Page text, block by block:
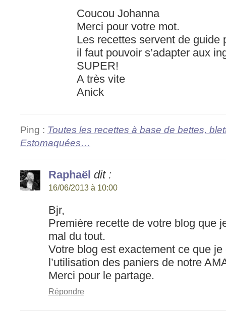
Coucou Johanna
Merci pour votre mot.
Les recettes servent de
il faut pouvoir s’adapter aux
SUPER!
A très vite
Anick
Ping : Toutes les recettes à base de bettes,
Estomaquées…
Raphaël dit :
16/06/2013 à 10:00
Bjr,
Première recette de votre blog que
mal du tout.
Votre blog est exactement ce que
l’utilisation des paniers de notre
Merci pour le partage.
Répondre